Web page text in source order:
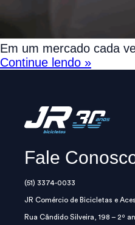
Em um mercado cada
Continue lendo »
Fale
(51) 3374-0033
JR Comércio de Bicicletas e
Rua Cândido Silveira, 198 – 2º